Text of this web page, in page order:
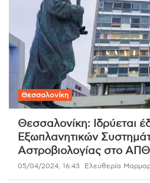
Θεσσαλονίκη
Θεσσαλονίκη: Ιδρύεται
Εξωπλανητικών
Αστροβιολογίας στο ΑΠΘ
05/04/2024, 16:43 Ελευθερία